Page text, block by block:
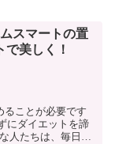
スマートの置
で美しく！
ることが必要です
にダイエットを諦
人たちは、毎日の